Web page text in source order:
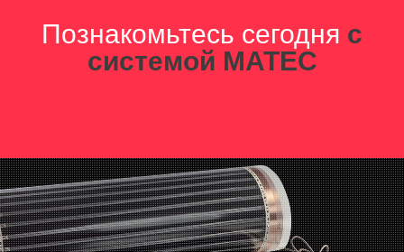
Познакомьтесь сегодня с
системой MATEC